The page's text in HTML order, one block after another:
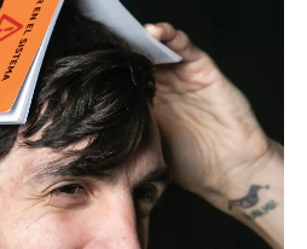
es libre. Sólo tenés
para
de Decí MU